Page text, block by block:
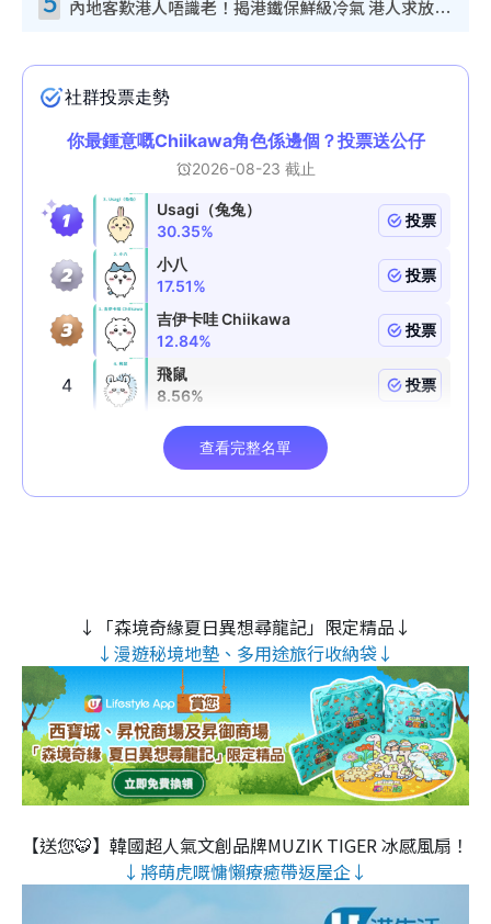
內地客歎港人唔識老！揭港鐵保鮮級冷氣 港人求放過：咪投訴
↓「森境奇緣夏日異想尋龍記」限定精品↓
↓漫遊秘境地墊、多用途旅行收納袋↓
【送您🐯】韓國超人氣文創品牌MUZIK TIGER 冰感風扇！
↓將萌虎嘅慵懶療癒帶返屋企↓